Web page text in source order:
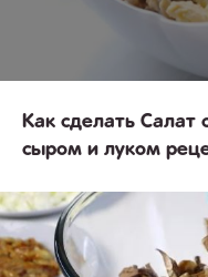
Как сделать Салат
сыром и луком